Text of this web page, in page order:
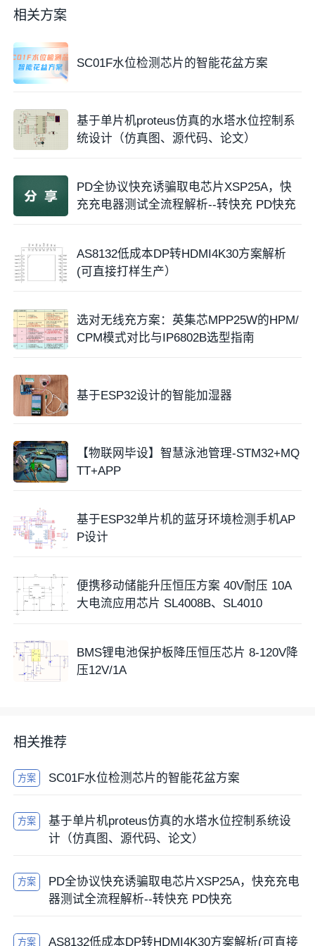
相关方案
SC01F水位检测芯片的智能花盆方案
基于单片机proteus仿真的水塔水位控制系
统设计（仿真图、源代码、论文）
PD全协议快充诱骗取电芯片XSP25A，快
充充电器测试全流程解析--转快充 PD快充
AS8132低成本DP转HDMI4K30方案解析
(可直接打样生产）
选对无线充方案：英集芯MPP25W的HPM/
CPM模式对比与IP6802B选型指南
基于ESP32设计的智能加湿器
【物联网毕设】智慧泳池管理-STM32+MQ
TT+APP
基于ESP32单片机的蓝牙环境检测手机AP
P设计
便携移动储能升压恒压方案 40V耐压 10A
大电流应用芯片 SL4008B、SL4010
BMS锂电池保护板降压恒压芯片 8-120V降
压12V/1A
相关推荐
方案 SC01F水位检测芯片的智能花盆方案
方案
基于单片机proteus仿真的水塔水位控制系统设
计（仿真图、源代码、论文）
方案
PD全协议快充诱骗取电芯片XSP25A，快充充电
器测试全流程解析--转快充 PD快充
方案 AS8132低成本DP转HDMI4K30方案解析(可直接